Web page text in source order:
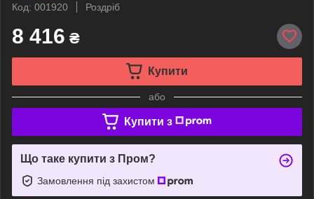
Код: 001920
Роздріб
8 416 ₴
Купити
або
Купити з
Що таке купити з Пром?
Замовлення під захистом